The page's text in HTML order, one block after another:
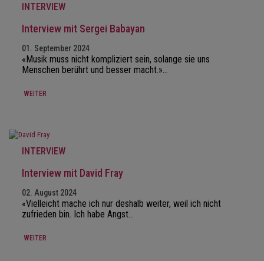
INTERVIEW
Interview mit Sergei Babayan
01. September 2024
«Musik muss nicht kompliziert sein, solange sie uns
Menschen berührt und besser macht.»…
WEITER
INTERVIEW
Interview mit David Fray
02. August 2024
«Vielleicht mache ich nur deshalb weiter, weil ich nicht
zufrieden bin. Ich habe Angst…
WEITER